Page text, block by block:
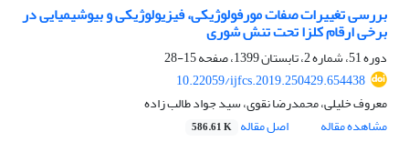
بررسی تغییرات صفات مورفولوژیکی، فیزیولوژیکی و بیوشیمیایی در
برخی ارقام کلزا تحت تنش شوری
دوره 51، شماره 2، تابستان 1399، صفحه
15-28
10.22059/ijfcs.2019.250429.654438
معروف خلیلی، محمدرضا نقوی، سید جواد طالب زاده
مشاهده مقاله
اصل مقاله 586.61 K